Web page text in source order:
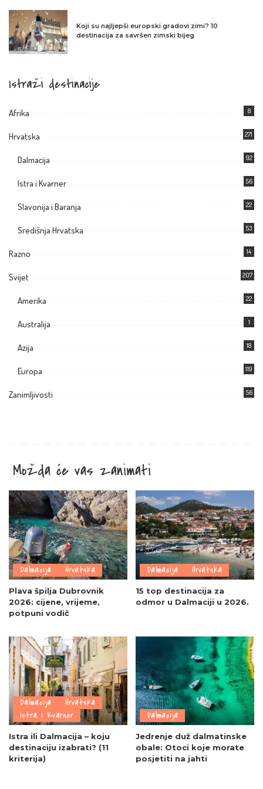
Koji su najljepši europski gradovi zimi? 10
destinacija za savršen zimski bijeg
Istraži destinacije
Afrika 8
Hrvatska 271
Dalmacija 92
Istra i Kvarner 56
Slavonija i Baranja 22
Središnja Hrvatska 53
Razno 14
Svijet 207
Amerika 22
Australija 1
Azija 18
Europa 119
Zanimljivosti 56
Možda će vas zanimati
Dalmacija Hrvatska
Plava špilja Dubrovnik
2026: cijene, vrijeme,
potpuni vodič
Dalmacija Hrvatska
15 top destinacija za
odmor u Dalmaciji u 2026.
Dalmacija
Hrvatska
Istra i Kvarner
Istra ili Dalmacija – koju
destinaciju izabrati? (11
kriterija)
Dalmacija
Jedrenje duž dalmatinske
obale: Otoci koje morate
posjetiti na jahti